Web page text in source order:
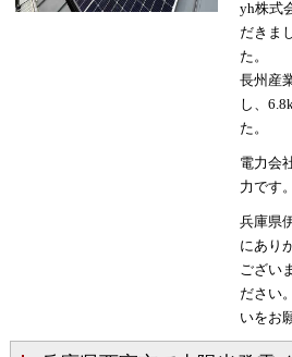
yh株式
だきま
た。
長州産
し、
た。
電力会
力です。
兵庫県
にあり
ござい
ださい
いをお